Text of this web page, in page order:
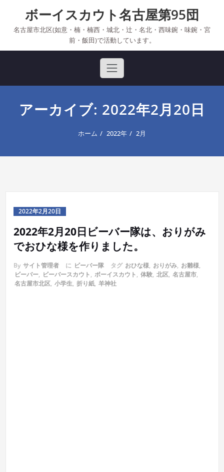
content
ボーイスカウト名古屋第95団
名古屋市北区(如意・楠・楠西・城北・辻・名北・西味鋺・味鋺・宮
前・飯田)で活動しています。
アーカイブ: 2022年2月20日
ホーム 2022年 2月
2022年2月20日
2022年2月20日ビーバー隊は、おりがみ
でおひな様を作りました。
By サイト管理者 に ビーバー隊 タグ おひな様, おりがみ, お雛様,
ビーバー, ビーバースカウト, ボーイスカウト, 体験, 北区, 名古屋市,
名古屋市北区, 小学生, 折り紙, 羊神社